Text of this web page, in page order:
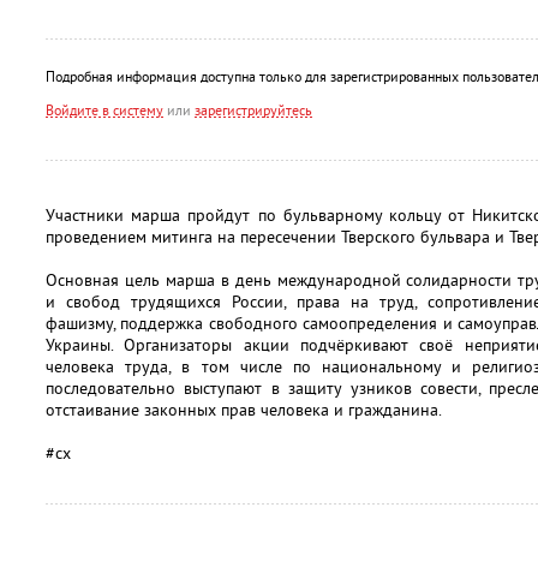
Подробная информация доступна только для зарегистрированных
Войдите в систему или зарегистрируйтесь
Участники марша пройдут по бульварному кольцу от
проведением митинга на пересечении Тверского бульвара и
Основная цель марша в день международной солидарности
и свобод трудящихся России, права на труд,
фашизму, поддержка свободного самоопределения и
Украины. Организаторы акции подчёркивают своё
человека труда, в том числе по национальному и
последовательно выступают в защиту узников совести,
отстаивание законных прав человека и гражданина.
#сх